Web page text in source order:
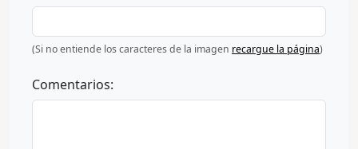
(Si no entiende los caracteres de la imagen recargue la página)
Comentarios: